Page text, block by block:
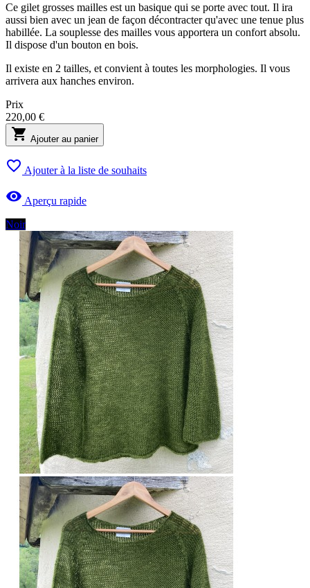
Ce gilet grosses mailles est un basique qui se porte avec tout. Il ira
aussi bien avec un jean de façon décontracter qu'avec une tenue plus
habillée. La souplesse des mailles vous apportera un confort absolu.
Il dispose d'un bouton en bois.
Il existe en 2 tailles, et convient à toutes les morphologies. Il vous
arrivera aux hanches environ.
Prix
220,00 €
 Ajouter au panier
 Ajouter à la liste de souhaits
 Aperçu rapide
Noir